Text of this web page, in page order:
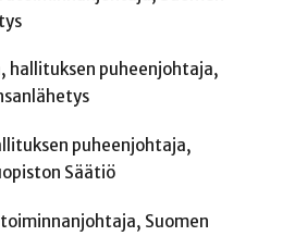
, hallituksen puheenjohtaja,
puheenjohtaja,
Säätiö
Suomen